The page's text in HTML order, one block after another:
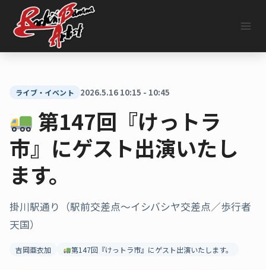
キ
ライブ・イベント 2026.5.16 10:15 - 10:45
第147回『けっトラ
市』にゲスト出演いたし
ます。
掛川駅通り（駅前交差点～イシバシヤ交差点／歩行者
天国）
吉岡亜衣加 第147回『けっトラ市』にゲスト出演いたします。